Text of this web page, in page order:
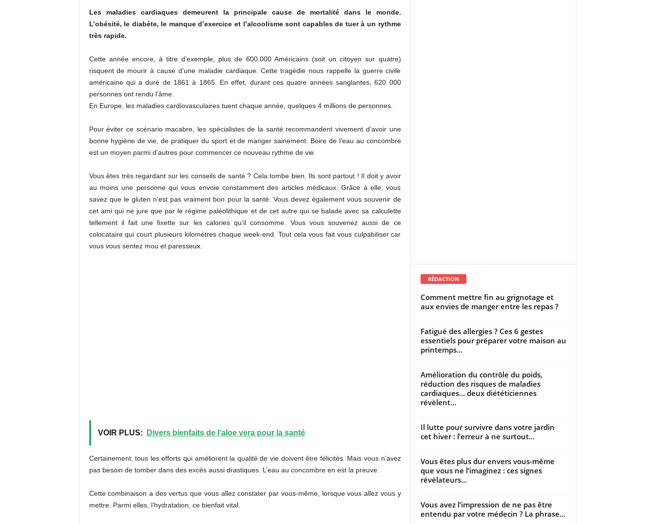
Les maladies cardiaques demeurent la principale cause de mortalité dans le monde.
L’obésité, le diabète, le manque d’exercice et l’alcoolisme sont capables de tuer à un rythme
très rapide.
Cette année encore, à titre d’exemple, plus de 600.000 Américains (soit un citoyen sur quatre)
risquent de mourir à cause d’une maladie cardiaque. Cette tragédie nous rappelle la guerre civile
américaine qui a duré de 1861 à 1865. En effet, durant ces quatre années sanglantes, 620 000
personnes ont rendu l’âme.
En Europe, les maladies cardiovasculaires tuent chaque année, quelques 4 millions de personnes.
Pour éviter ce scénario macabre, les spécialistes de la santé recommandent vivement d’avoir une
bonne hygiène de vie, de pratiquer du sport et de manger sainement. Boire de l’eau au concombre
est un moyen parmi d’autres pour commencer ce nouveau rythme de vie.
Vous êtes très regardant sur les conseils de santé ? Cela tombe bien. Ils sont partout ! Il doit y avoir
au moins une personne qui vous envoie constamment des articles médicaux. Grâce à elle, vous
savez que le gluten n’est pas vraiment bon pour la santé. Vous devez également vous souvenir de
cet ami qui ne jure que par le régime paléolithique et de cet autre qui se balade avec sa calculette
tellement il fait une fixette sur les calories qu’il consomme. Vous vous souvenez aussi de ce
colocataire qui court plusieurs kilomètres chaque week-end. Tout cela vous fait vous culpabiliser car
vous vous sentez mou et paresseux.
VOIR PLUS: Divers bienfaits de l'aloe vera pour la santé
Certainement, tous les efforts qui améliorent la qualité de vie doivent être félicités. Mais vous n’avez
pas besoin de tomber dans des excès aussi drastiques. L’eau au concombre en est la preuve.
Cette combinaison a des vertus que vous allez constater par vous-même, lorsque vous allez vous y
mettre. Parmi elles, l’hydratation, ce bienfait vital.
RÉDACTION
Comment mettre fin au grignotage et
aux envies de manger entre les repas ?
Fatigué des allergies ? Ces 6 gestes
essentiels pour préparer votre maison au
printemps...
Amélioration du contrôle du poids,
réduction des risques de maladies
cardiaques… deux diététiciennes
révèlent...
Il lutte pour survivre dans votre jardin
cet hiver : l’erreur à ne surtout...
Vous êtes plus dur envers vous-même
que vous ne l’imaginez : ces signes
révélateurs...
Vous avez l’impression de ne pas être
entendu par votre médecin ? La phrase...